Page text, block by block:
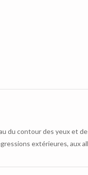
du contour des yeux et
extérieures, aux